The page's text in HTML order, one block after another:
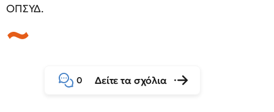
ΟΠΣΥΔ.
0 Δείτε τα σχόλια